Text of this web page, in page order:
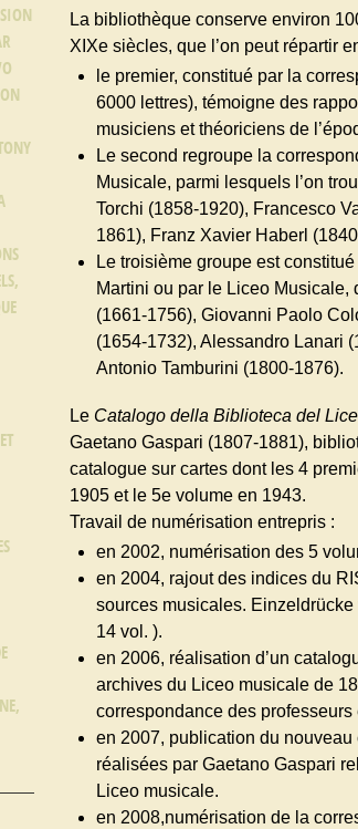
La bibliothèque conserve environ
XIXe siècles, que l’on peut répartir
le premier, constitué par la
6000 lettres), témoigne des
musiciens et théoriciens de
Le second regroupe la
Musicale, parmi lesquels l’on
Torchi (1858-1920), Francesco
1861), Franz Xavier Haberl
Le troisième groupe est
Martini ou par le Liceo Musicale,
(1661-1756), Giovanni Paolo
(1654-1732), Alessandro Lanari
Antonio Tamburini (1800-1876).
Le Catalogo della Biblioteca del
Gaetano Gaspari (1807-1881),
catalogue sur cartes dont les 4
1905 et le 5e volume en 1943.
Travail de numérisation entrepris :
en 2002, numérisation des 5
en 2004, rajout des indices du
sources musicales.
14 vol. ).
en 2006, réalisation d’un
archives du Liceo musicale de
correspondance des professeurs
en 2007, publication du
réalisées par Gaetano Gaspari
Liceo musicale.
en 2008,numérisation de la